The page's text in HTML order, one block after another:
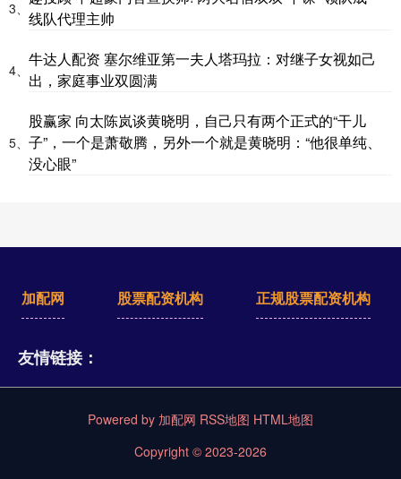
3、 线队代理主帅
4、
牛达人配资 塞尔维亚第一夫人塔玛拉：对继子女视如己
出，家庭事业双圆满
5、
股赢家 向太陈岚谈黄晓明，自己只有两个正式的“干儿
子”，一个是萧敬腾，另外一个就是黄晓明：“他很单纯、
没心眼”
加配网 股票配资机构 正规股票配资机构
友情链接：
Powered by 加配网 RSS地图 HTML地图
Copyright © 2023-2026